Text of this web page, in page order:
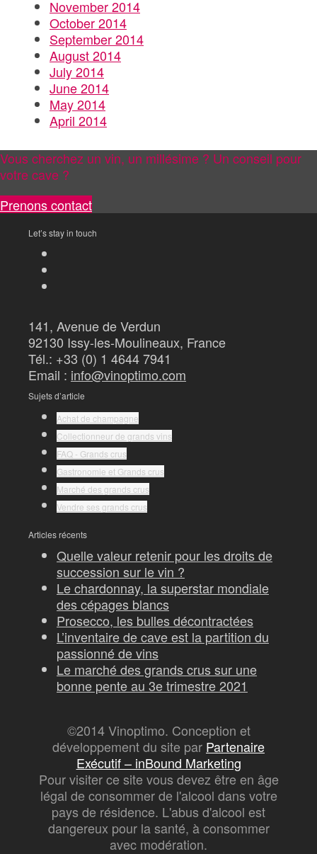
November 2014
October 2014
September 2014
August 2014
July 2014
June 2014
May 2014
April 2014
Vous cherchez un vin, un millésime ? Un conseil pour
votre cave ?
Prenons contact
Let’s stay in touch
141, Avenue de Verdun
92130 Issy-les-Moulineaux, France
Tél.: +33 (0) 1 4644 7941
Email : info@vinoptimo.com
Sujets d’article
Achat de champagne
Collectionneur de grands vins
FAQ - Grands crus
Gastronomie et Grands crus
Marché des grands crus
Vendre ses grands crus
Articles récents
Quelle valeur retenir pour les droits de
succession sur le vin ?
Le chardonnay, la superstar mondiale
des cépages blancs
Prosecco, les bulles décontractées
L’inventaire de cave est la partition du
passionné de vins
Le marché des grands crus sur une
bonne pente au 3e trimestre 2021
©2014 Vinoptimo. Conception et
développement du site par Partenaire
Exécutif – inBound Marketing
Pour visiter ce site vous devez être en âge
légal de consommer de l'alcool dans votre
pays de résidence. L'abus d'alcool est
dangereux pour la santé, à consommer
avec modération.